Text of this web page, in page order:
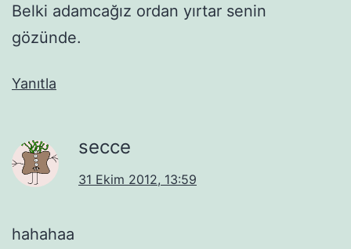
Belki adamcağız ordan yırtar senin
gözünde.
Yanıtla
secce
31 Ekim 2012, 13:59
hahahaa